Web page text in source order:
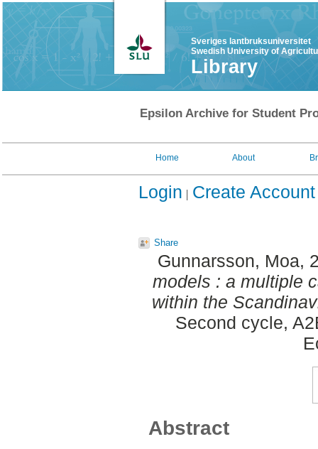
Sveriges lantbruksuniversitet
Swedish University of
Library
Epsilon Archive for Student
Home About
Login Create Account
Share
Gunnarsson, Moa,
models : a multiple
within the
Second cycle,
Abstract